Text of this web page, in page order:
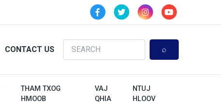
CONTACT US
Search
THAM TXOG
HMOOB
VAJ
QHIA
NTUJ
HLOOV